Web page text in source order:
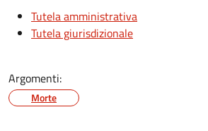
Tutela amministrativa
Tutela giurisdizionale
Argomenti:
Morte